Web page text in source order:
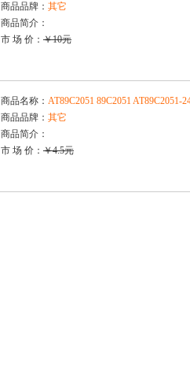
商品品牌： 其它
商品简介：
市 场 价： ￥10元
商品名称： AT89C2051 89C2051 AT89C2051-
商品品牌： 其它
商品简介：
市 场 价： ￥4.5元